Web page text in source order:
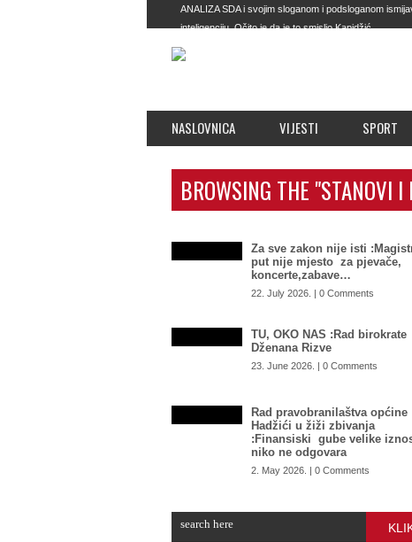
ANALIZA SDA i svojim sloganom i podsloganom
inteligenciju. Očito je da je to smislio Kapidžić
ŠOKANTNE INFORMACIJE OSA-e: U BiH se nalaze
naredbe od…
NASLOVNICA VIJESTI SPORT
BROWSING THE "STANOVI
Za sve zakon nije isti
put nije mjesto za pjevače,
koncerte,zabave…
22. July 2026. | 0 Comments
TU, OKO NAS :Rad birokrate
Dženana Rizve
23. June 2026. | 0 Comments
Rad pravobranilaštva općine
Hadžići u žiži zbivanja
:Finansiski gube velike
niko ne odgovara
2. May 2026. | 0 Comments